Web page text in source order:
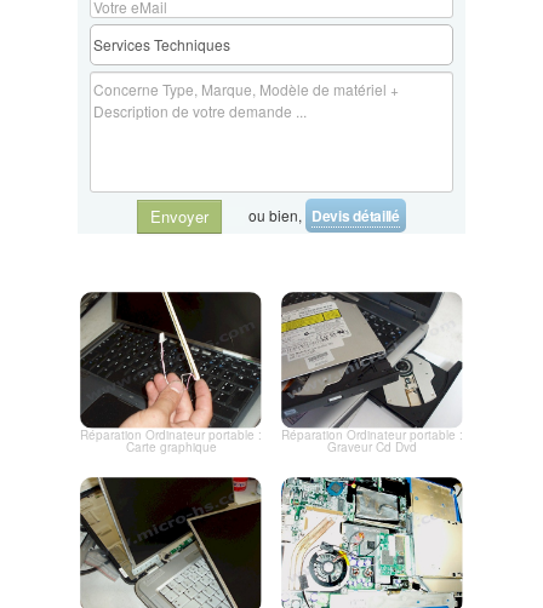
Envoyer ou bien, Devis détaillé
Réparation Ordinateur portable :
Carte graphique
Réparation Ordinateur portable :
Graveur Cd Dvd